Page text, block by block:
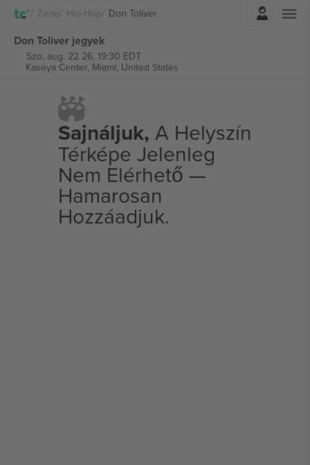
Zene Hip-Hop Don Toliver
Don Toliver jegyek
Szo, aug. 22 26, 19:30 EDT
Kaseya Center, Miami, United States
Sajnáljuk, A Helyszín
Térképe Jelenleg
Nem Elérhető —
Hamarosan
Hozzáadjuk.